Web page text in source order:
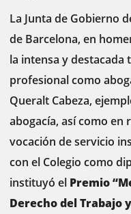
La Junta de Gobierno
de Barcelona, ​​en
la intensa y
profesional como
Queralt Cabeza,
abogacía, así como en
vocación de servicio
con el Colegio como
instituyó el Premio
Derecho del Trabajo